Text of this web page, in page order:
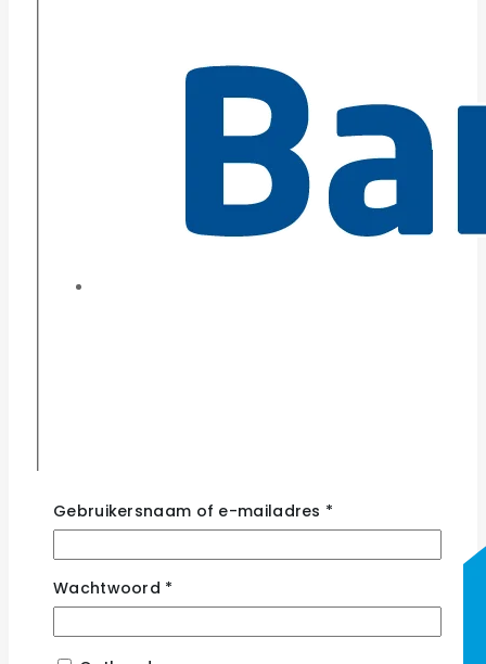
Gebruikersnaam of e-mailadres *
Wachtwoord *